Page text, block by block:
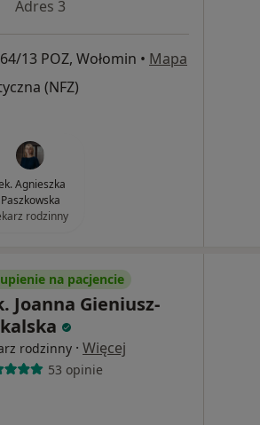
Adres 3
13 POZ, Wołomin • Mapa
(NFZ)
Agnieszka
Paszkowska
rodzinny
na pacjencie
Joanna Gieniusz-
rodzinny · Więcej
53 opinie